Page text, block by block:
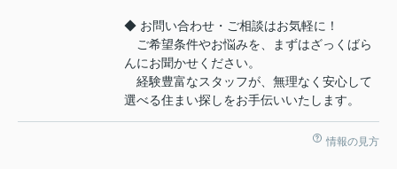
◆ お問い合わせ・ご相談はお気軽に！
ご希望条件やお悩みを、まずはざっくばら
んにお聞かせください。
経験豊富なスタッフが、無理なく安心して
選べる住まい探しをお手伝いいたします。
情報の見方